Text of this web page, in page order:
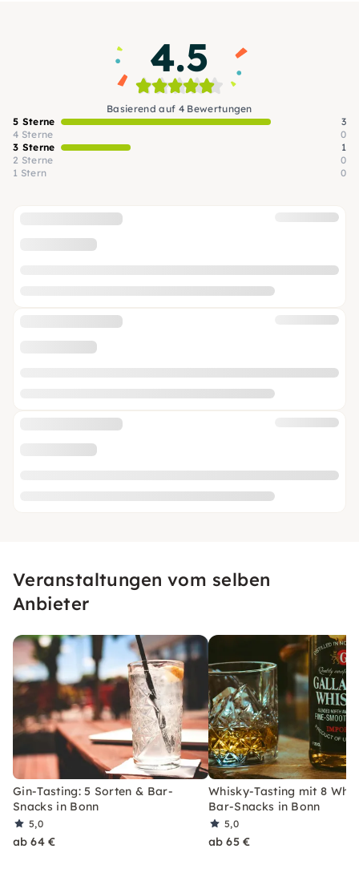
4.5
Basierend auf 4 Bewertungen
5 Sterne
3
4 Sterne
0
3 Sterne
1
2 Sterne
0
1 Stern
0
Veranstaltungen vom selben
Anbieter
Gin-Tasting: 5 Sorten & Bar-
Snacks in Bonn
5,0
ab 64 €
Whisky-Tasting mit 8
Bar-Snacks in Bonn
5,0
ab 65 €